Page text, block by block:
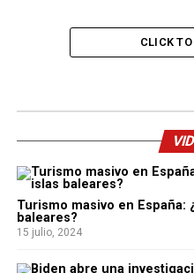
CLICK
Turismo masivo en España:
baleares?
15 julio, 2024